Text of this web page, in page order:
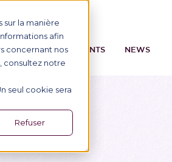
sur la manière
afin
concernant nos
consultez notre
seul cookie sera
Refuser
SCHOOL EVENTS NEWS